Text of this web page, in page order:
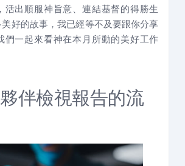
活出順服神旨意、連結基督的得勝生
好的故事，我已經等不及要跟你分享
們一起來看神在本月所動的美好工作
伴檢視報告的流